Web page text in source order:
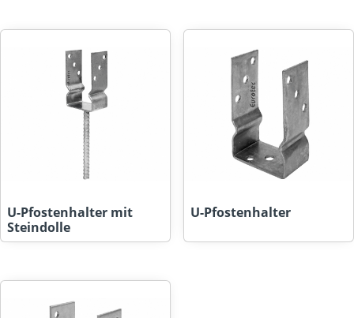
U-Pfostenhalter mit
Steindolle
U-Pfostenhalter